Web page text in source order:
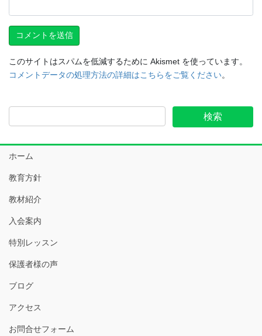
このサイトはスパムを低減するために Akismet を使っています。
コメントデータの処理方法の詳細はこちらをご覧ください。
ホーム
教育方針
教材紹介
入会案内
特別レッスン
保護者様の声
ブログ
アクセス
お問合せフォーム